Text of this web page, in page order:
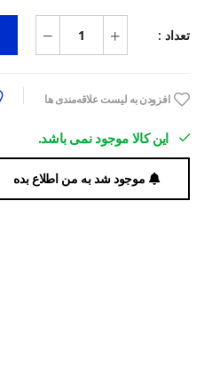
تعداد :
افزودن به لیست علاقه‌مندی ها
این کالا موجود نمی باشد.
موجود شد به من اطلاع بده